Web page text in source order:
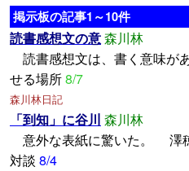
掲示板の記事1～10件
読書感想文の意森川林
読書感想文は、書く意味が
せる場所8/7
森川林日記
「到知」に谷川 森川林
意外な表紙に驚いた。 澤
対談 8/4